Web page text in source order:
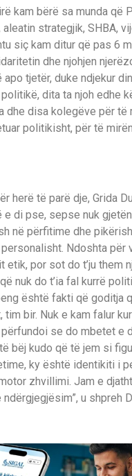
kam bërë sa munda që
strategjik, SHBA,
siç kam ditur që pas 6
dhe njohjen
tjetër, duke ndjekur
dita ta njoh edhe
dhe disa kolegëve për të
politikisht, për të
herë të parë dje, Grida
di pse, sepse nuk
në përfitime dhe
Ndoshta për
por sot do t’ju them
nuk do t’ia fal kurrë
është fakti që goditja
bir. Nuk e kam falur
se do mbetet e
bëj kudo që të jem si
ky është identikiti i
zhvillimi. Jam e
u shpreh